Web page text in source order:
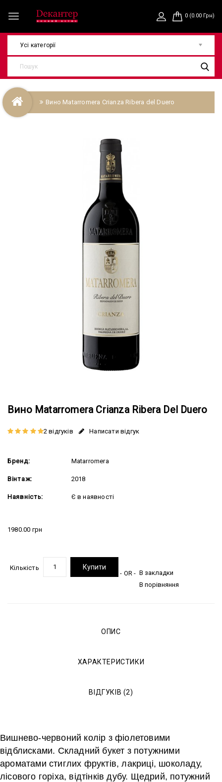
0 (0.00 Грн)
Усі категорії
Вино Matarromera Crianza Ribera del Duero
Вино Matarromera Crianza Ribera Del Duero
2 відгуків Написати відгук
Бренд: Matarromera
Вінтаж: 2018
Наявність: Є в наявності
1980.00 грн
Кількість Купити
- OR - В закладки
В порівняння
ОПИС
ХАРАКТЕРИСТИКИ
ВІДГУКІВ (2)
Вишнево-червоний колір з фіолетовими
відблисками. Складний букет з потужними
ароматами стиглих фруктів, лакриці, шоколаду,
лісового горіха, відтінків дубу. Щедрий, потужний